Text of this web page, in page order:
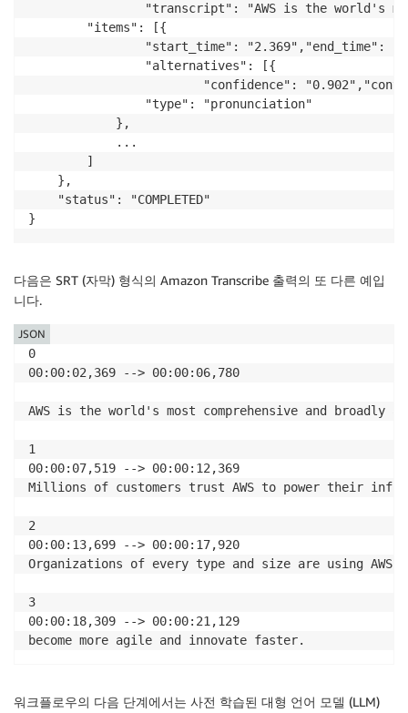
"transcript": "AWS is the world's
        "items": [{
"start_time": "2.369","end_time":
                "alternatives": [{
"confidence":
                "type": "pronunciation"
            },
            ...
        ]
    },
    "status": "COMPLETED"
}
다음은 SRT (자막) 형식의 Amazon Transcribe 출력의 또 다른 예입
니다.
0
00:00:02,369 --> 00:00:06,780
AWS is the world's most comprehensive and broadly
1
00:00:07,519 --> 00:00:12,369
Millions of customers trust AWS to power their
2
00:00:13,699 --> 00:00:17,920
Organizations of every type and size are using AWS
3
00:00:18,309 --> 00:00:21,129
become more agile and innovate faster.
JSON
워크플로우의 다음 단계에서는 사전 학습된 대형 언어 모델 (LLM)